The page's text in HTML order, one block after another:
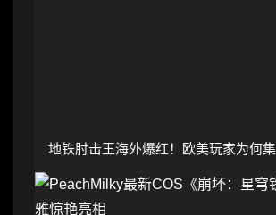
地铁肘击王海外爆红！欧美玩家为何集